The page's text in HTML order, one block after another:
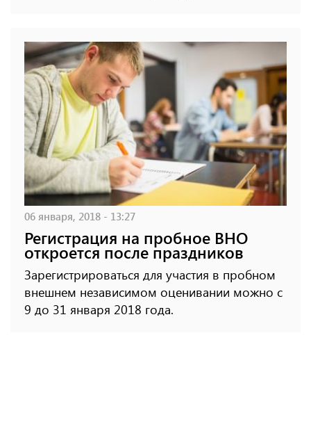
06 января, 2018 - 13:27
Регистрация на пробное ВНО
откроется после праздников
Зарегистрироваться для участия в пробном
внешнем независимом оценивании можно с
9 до 31 января 2018 года.